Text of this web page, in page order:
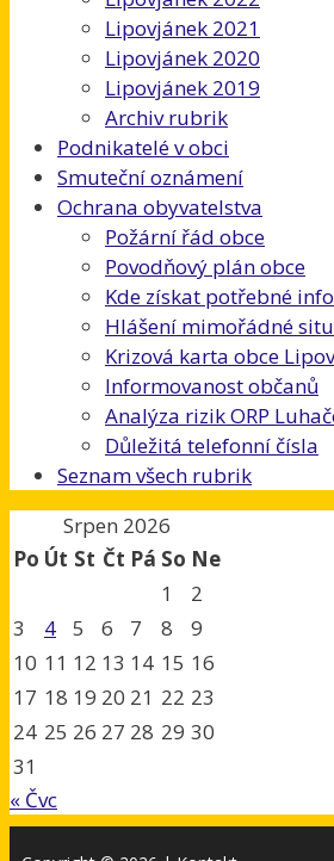
Lipovjánek 2021
Lipovjánek 2020
Lipovjánek 2019
Archiv rubrik
Podnikatelé v obci
Smuteční oznámení
Ochrana obyvatelstva
Požární řád obce
Povodňový plán obce
Kde získat potřebné
Hlášení mimořádné
Krizová karta obce
Informovanost občanů
Analýza rizik ORP
Důležitá telefonní čísla
Seznam všech rubrik
Srpen 2026
Po Út St Čt Pá So Ne
1
2
3
4 5 6 7 8
9
10 11 12 13 14 15 16
17 18 19 20 21 22 23
24 25 26 27 28 29 30
31
« Čvc